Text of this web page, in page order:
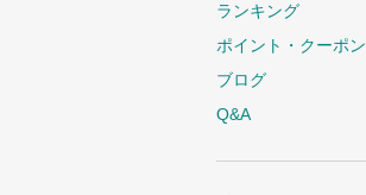
ランキング
ポイント・クーポン
ブログ
Q&A